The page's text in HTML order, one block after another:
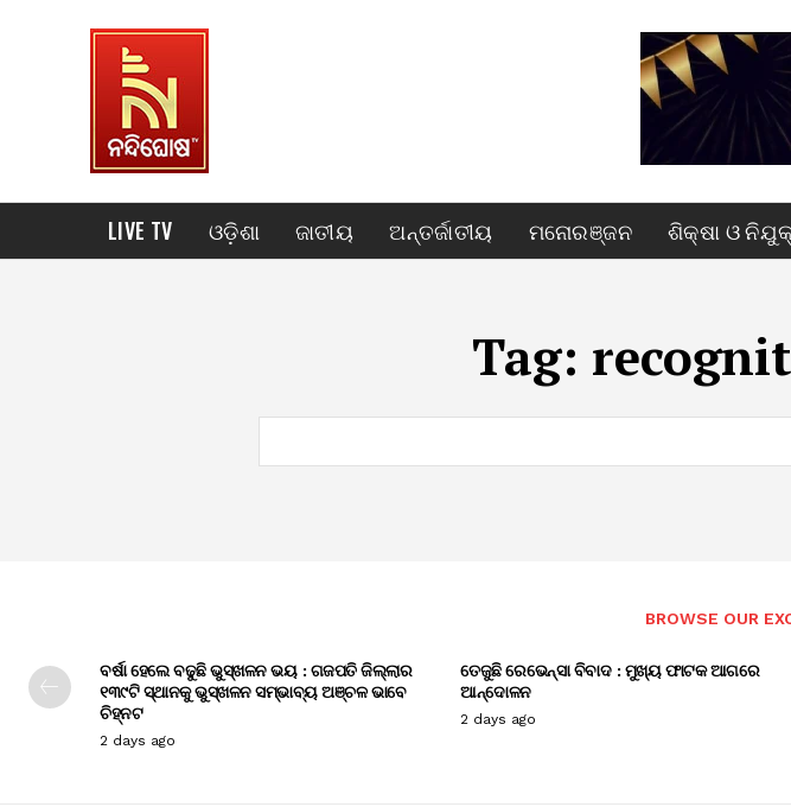
LIVE TV ଓଡ଼ିଶା ଜାତୀୟ ଅନ୍ତର୍ଜାତୀୟ ମନୋରଞ୍ଜନ ଶିକ୍ଷା ଓ
Tag:
BROWSE OUR
ବର୍ଷା ହେଲେ ବଢୁଛି ଭୁସ୍ଖଳନ ଭୟ : ଗଜପତି ଜିଲ୍ଲାର
୧୩୯ଟି ସ୍ଥାନକୁ ଭୁସ୍ଖଳନ ସମ୍ଭାବ୍ୟ ଅଞ୍ଚଳ ଭାବେ
ଚିହ୍ନଟ
2 days ago
ତେଜୁଛି ରେଭେନ୍ସା ବିବାଦ : ମୁଖ୍ୟ ଫାଟକ ଆଗରେ
ଆନ୍ଦୋଳନ
2 days ago